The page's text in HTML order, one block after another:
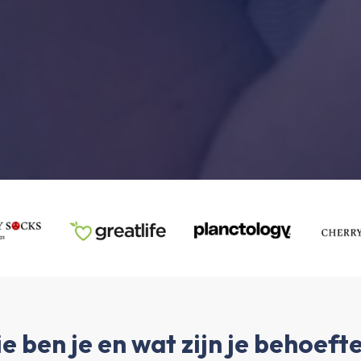
ben je en wat zijn je